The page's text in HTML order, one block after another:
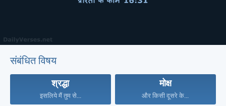
संबंधित विषय
श्रद्धा
इसलिये मैं तुम से...
मोक्ष
और किसी दूसरे के...